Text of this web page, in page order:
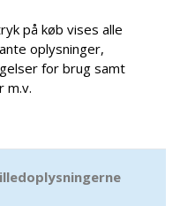
på køb vises alle
oplysninger,
for brug samt
m.v.